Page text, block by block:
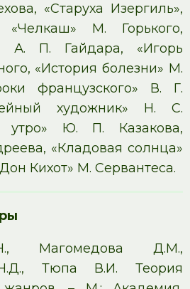
«Старуха Изергиль»,
«Челкаш» М. Горького,
А. П. Гайдара, «Игорь
«История болезни» М.
французского» В. Г.
художник» Н. С.
утро» Ю. П. Казакова,
«Кладовая солнца»
Кихот» М. Сервантеса.
Магомедова Д.М.,
Тюпа В.И. Теория